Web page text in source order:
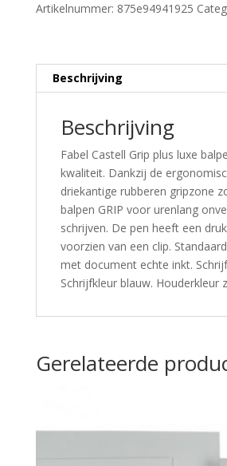
Artikelnummer: 875e94941925
Beschrijving
Beschrijving
Fabel Castell Grip plus luxe
kwaliteit. Dankzij de
driekantige rubberen gripzone
balpen GRIP voor urenlang
schrijven. De pen heeft een
voorzien van een clip.
met document echte inkt.
Schrijfkleur blauw. Houderkleur
Gerelateerde